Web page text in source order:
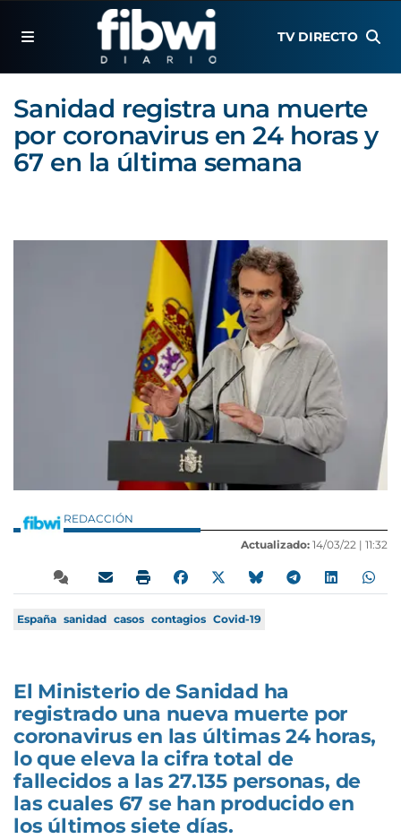
TV DIRECTO
Sanidad registra una muerte
por coronavirus en 24 horas y
67 en la última semana
REDACCIÓN
Actualizado: 14/03/22 | 11:32
España sanidad casos contagios Covid-19
El Ministerio de Sanidad ha
registrado una nueva muerte por
coronavirus en las últimas 24 horas,
lo que eleva la cifra total de
fallecidos a las 27.135 personas, de
las cuales 67 se han producido en
los últimos siete días.